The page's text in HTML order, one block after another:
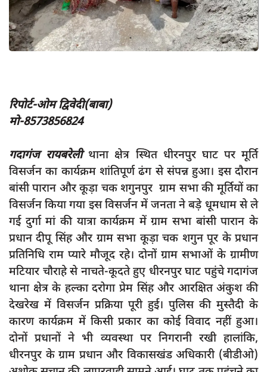
समस्या
Covid-19
अपराध
स्वास्थ्य
सामाजिक
खेल
latest
प्रशासनिक
दुर्घटना
editors-pick
other
Login
Register
रिपोर्ट-ओम द्विवेदी(बाबा)
मो-8573856824
गदागंज रायबरेलीथाना क्षेत्र स्थित धीरनपुर घाट पर मूर्ति
विसर्जन का कार्यक्रम शांतिपूर्ण ढंग से संपन्न हुआ। इस दौरान
बांसी पारान और कूड़ा चक शगुनपुर ग्राम सभा की मूर्तियों का
विसर्जन किया गया इस विसर्जन में जनता ने बड़े धूमधाम से ले
गई दुर्गा मां की यात्रा कार्यक्रम में ग्राम सभा बांसी पारान के
प्रधान दीपू सिंह और ग्राम सभा कूड़ा चक शगुन पूर के प्रधान
प्रतिनिधि राम प्यारे मौजूद रहे। दोनों ग्राम सभाओं के ग्रामीण
मटियार चौराहे से नाचते-कूदते हुए धीरनपुर घाट पहुंचे गदागंज
थाना क्षेत्र के हल्का दरोगा प्रेम सिंह और आरक्षित अंकुश की
देखरेख में विसर्जन प्रक्रिया पूरी हुई। पुलिस की मुस्तैदी के
कारण कार्यक्रम में किसी प्रकार का कोई विवाद नहीं हुआ।
दोनों प्रधानों ने भी व्यवस्था पर निगरानी रखी हालांकि,
धीरनपुर के ग्राम प्रधान और विकासखंड अधिकारी (बीडीओ)